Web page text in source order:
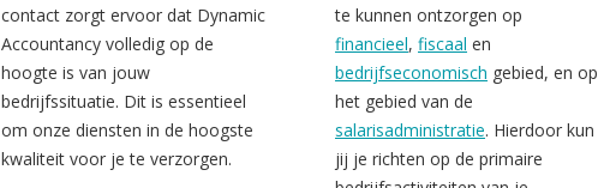
contact zorgt ervoor dat Dynamic
Accountancy volledig op de
hoogte is van jouw
bedrijfssituatie. Dit is essentieel
om onze diensten in de hoogste
kwaliteit voor je te verzorgen.
te kunnen ontzorgen op
financieel, fiscaal en
bedrijfseconomisch gebied, en op
het gebied van de
salarisadministratie. Hierdoor kun
jij je richten op de primaire